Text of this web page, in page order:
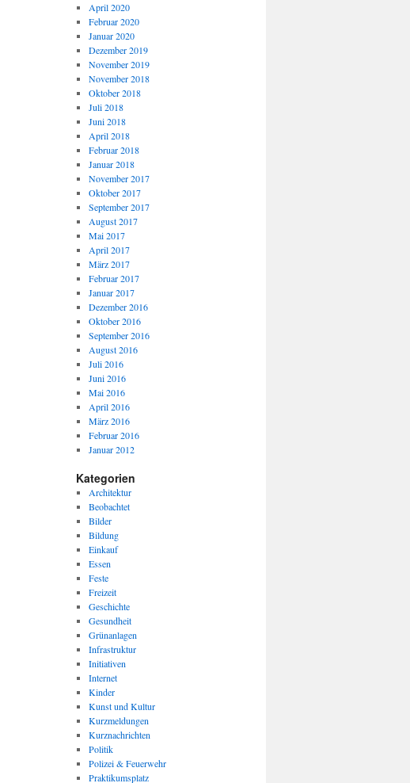
April 2020
Februar 2020
Januar 2020
Dezember 2019
November 2019
November 2018
Oktober 2018
Juli 2018
Juni 2018
April 2018
Februar 2018
Januar 2018
November 2017
Oktober 2017
September 2017
August 2017
Mai 2017
April 2017
März 2017
Februar 2017
Januar 2017
Dezember 2016
Oktober 2016
September 2016
August 2016
Juli 2016
Juni 2016
Mai 2016
April 2016
März 2016
Februar 2016
Januar 2012
Kategorien
Architektur
Beobachtet
Bilder
Bildung
Einkauf
Essen
Feste
Freizeit
Geschichte
Gesundheit
Grünanlagen
Infrastruktur
Initiativen
Internet
Kinder
Kunst und Kultur
Kurzmeldungen
Kurznachrichten
Politik
Polizei & Feuerwehr
Praktikumsplatz